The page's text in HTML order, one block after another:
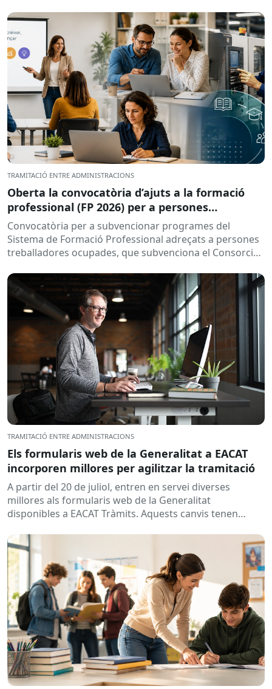
TRAMITACIÓ ENTRE ADMINISTRACIONS
Oberta la convocatòria d’ajuts a la formació
professional (FP 2026) per a persones
treballadores ocupades
Convocatòria per a subvencionar programes del
Sistema de Formació Professional adreçats a persones
treballadores ocupades, que subvenciona el Consorci
TRAMITACIÓ ENTRE ADMINISTRACIONS
Els formularis web de la Generalitat a EACAT
incorporen millores per agilitzar la tramitació
A partir del 20 de juliol, entren en servei diverses
millores als formularis web de la Generalitat
disponibles a EACAT Tràmits. Aquests canvis tenen